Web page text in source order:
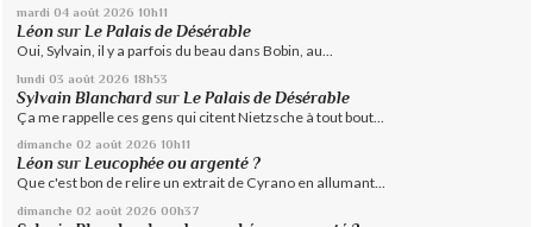
mardi 04 août 2026 10h11
Léon surLe Palais de Désérable
Oui, Sylvain, il y a parfois du beau dans Bobin, au...
lundi 03 août 2026 18h53
Sylvain Blanchard sur Le Palais de Désérable
Ça me rappelle ces gens qui citent Nietzsche à tout bout...
dimanche 02 août 2026 10h11
Léon surLeucophée ou argenté ?
Que c'est bon de relire un extrait de Cyrano en allumant...
dimanche 02 août 2026 00h37